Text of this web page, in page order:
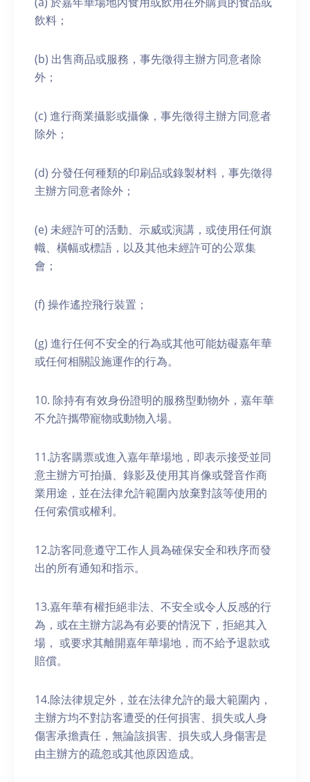
飲料；
(b) 出售商品或服務，事先徵得主辦方同意者除
外；
(c) 進行商業攝影或攝像，事先徵得主辦方同意者
除外；
(d) 分發任何種類的印刷品或錄製材料，事先徵得
主辦方同意者除外；
(e) 未經許可的活動、示威或演講，或使用任何旗
幟、橫幅或標語，以及其他未經許可的公眾集
會；
(f) 操作遙控飛行裝置；
(g) 進行任何不安全的行為或其他可能妨礙嘉年華
或任何相關設施運作的行為。
10. 除持有有效身份證明的服務型動物外，嘉年華
不允許攜帶寵物或動物入場。
11.訪客購票或進入嘉年華場地，即表示接受並同
意主辦方可拍攝、錄影及使用其肖像或聲音作商
業用途，並在法律允許範圍內放棄對該等使用的
任何索償或權利。
12.訪客同意遵守工作人員為確保安全和秩序而發
出的所有通知和指示。
13.嘉年華有權拒絕非法、不安全或令人反感的行
為，或在主辦方認為有必要的情況下，拒絕其入
場， 或要求其離開嘉年華場地，而不給予退款或
賠償。
14.除法律規定外，並在法律允許的最大範圍內，
主辦方均不對訪客遭受的任何損害、損失或人身
傷害承擔責任，無論該損害、損失或人身傷害是
由主辦方的疏忽或其他原因造成。